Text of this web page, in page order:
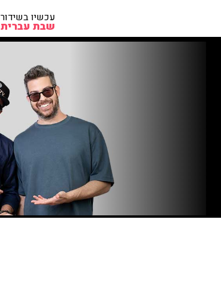
עכשיו בשידור
שבת עברית